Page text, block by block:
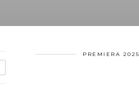
PREMIERA 2025